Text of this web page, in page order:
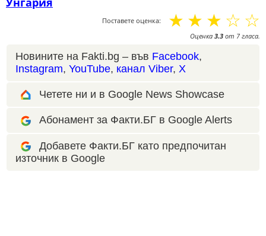
Поставете оценка: ☆
☆
☆
☆
☆
Оценка 3.3 от 7 гласа.
Новините на Fakti.bg – във Facebook,
Instagram, YouTube, канал Viber, X
Четете ни и в Google News Showcase
Абонамент за Факти.БГ в Google Alerts
Добавете Факти.БГ като предпочитан
източник в Google